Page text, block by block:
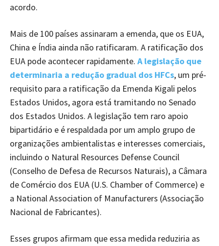
acordo.
Mais de 100 países assinaram a emenda, que os EUA,
China e Índia ainda não ratificaram. A ratificação dos
EUA pode acontecer rapidamente. A legislação que
determinaria a redução gradual dos HFCs, um pré-
requisito para a ratificação da Emenda Kigali pelos
Estados Unidos, agora está tramitando no Senado
dos Estados Unidos. A legislação tem raro apoio
bipartidário e é respaldada por um amplo grupo de
organizações ambientalistas e interesses comerciais,
incluindo o Natural Resources Defense Council
(Conselho de Defesa de Recursos Naturais), a Câmara
de Comércio dos EUA (U.S. Chamber of Commerce) e
a National Association of Manufacturers (Associação
Nacional de Fabricantes).
Esses grupos afirmam que essa medida reduziria as